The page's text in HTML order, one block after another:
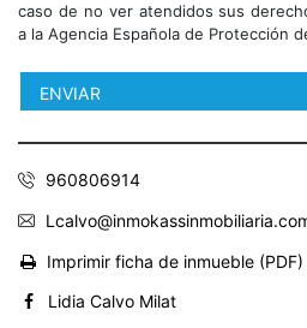
caso de no ver atendidos sus
a la Agencia Española de Protección
960806914
Imprimir ficha de inmueble (PDF)
Lidia Calvo Milat